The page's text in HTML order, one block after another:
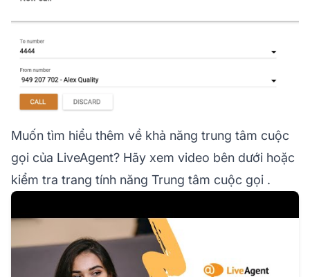
Muốn tìm hiểu thêm về khả năng trung tâm cuộc
gọi của LiveAgent? Hãy xem video bên dưới hoặc
kiểm tra trang tính năng Trung tâm cuộc gọi .